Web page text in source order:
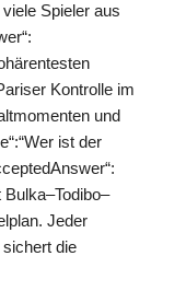
viele Spieler aus
Kontrolle im
und
ist der
Bulka–Todibo–
Jeder
die